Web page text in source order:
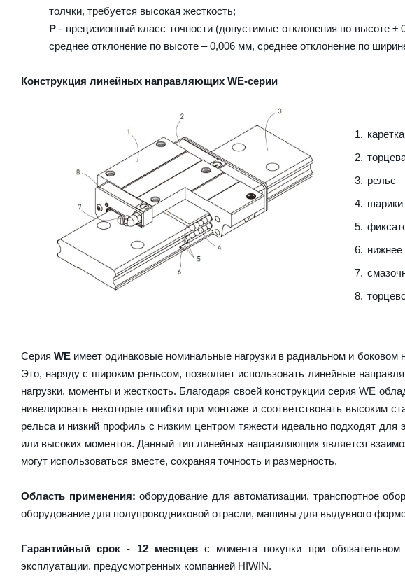
толчки, требуется высокая жесткость;
P - прецизионный класс точности (допустимые отклонения по высоте
среднее отклонение по высоте – 0,006 мм, среднее отклонение по
Конструкция линейных направляющих WE-серии
рельс
шарики
нижнее
СерияWE имеет одинаковые номинальные нагрузки в радиальном и боковом
Это, наряду с широким рельсом, позволяет использовать линейные
нагрузки, моменты и жесткость. Благодаря своей конструкции серия WE
нивелировать некоторые ошибки при монтаже и соответствовать высоким
рельса и низкий профиль с низким центром тяжести идеально подходят для
или высоких моментов. Данный тип линейных направляющих является
могут использоваться вместе, сохраняя точность и размерность.
Область применения: оборудование для автоматизации, транспортное
оборудование для полупроводниковой отрасли, машины для выдувного
Гарантийный срок - 12 месяцевс момента покупки при
эксплуатации, предусмотренных компанией HIWIN.